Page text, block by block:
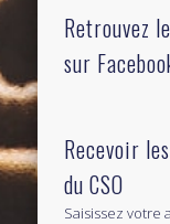
Retrouvez
sur
Recevoir
du CSO
Saisissez votre